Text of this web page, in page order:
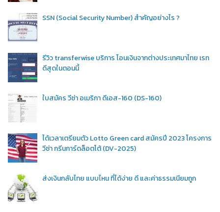
SSN (Social Security Number) สำคัญอย่างไร ?
รีวิว transferwise บริการ โอนเงินจากต่างประเทศมาไทย เรท
ดีสุดในตอนนี้
ใบสมัคร วีซ่า อเมริกา ดีเอส-160 (DS-160)
ได้เวลาเตรียมตัว Lotto Green card สมัครปี 2023 โครงการ
วีซ่า กรีนการ์ดล็อตโต้ (DV-2025)
ส่งเงินกลับไทย แบบไหน ที่ได้ง่าย ดี และค่าธรรมเนียมถูก